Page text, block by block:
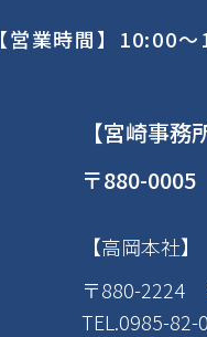
【営業時間】10:00
【宮崎事務
〒880-
【高岡本社】
〒880-2224
TEL.0985-82-